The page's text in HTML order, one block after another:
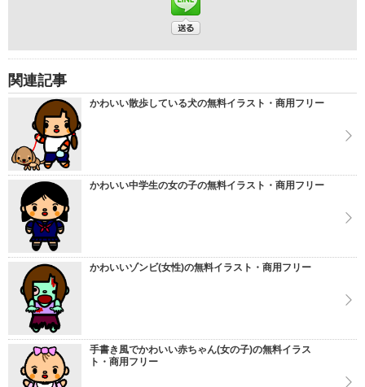
関連記事
かわいい散歩している犬の無料イラスト・商用フリー
かわいい中学生の女の子の無料イラスト・商用フリー
かわいいゾンビ(女性)の無料イラスト・商用フリー
手書き風でかわいい赤ちゃん(女の子)の無料イラス
ト・商用フリー